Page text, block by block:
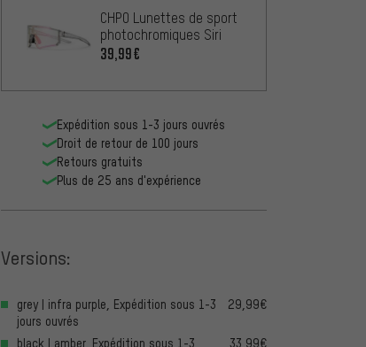
CHPO Lunettes de sport
photochromiques Siri
39,99€
Expédition sous 1-3 jours ouvrés
Droit de retour de 100 jours
Retours gratuits
Plus de 25 ans d'expérience
Versions:
grey | infra purple, Expédition sous 1-3
jours ouvrés
29,99€
black | amber, Expédition sous 1-3
33,99€